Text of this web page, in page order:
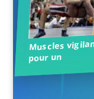
Muscles
pour un
entrainement
efficace